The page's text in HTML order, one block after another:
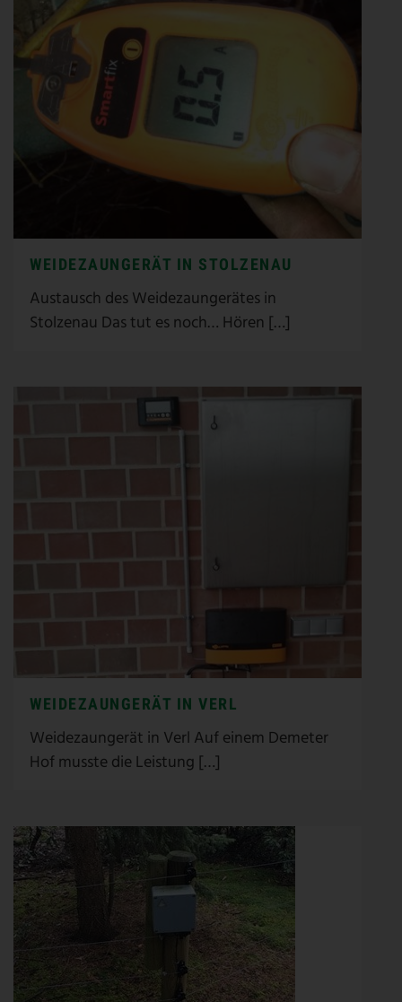
WEIDEZAUNGERÄT IN STOLZENAU
Austausch des Weidezaungerätes in
Stolzenau Das tut es noch… Hören […]
WEIDEZAUNGERÄT IN VERL
Weidezaungerät in Verl Auf einem Demeter
Hof musste die Leistung […]